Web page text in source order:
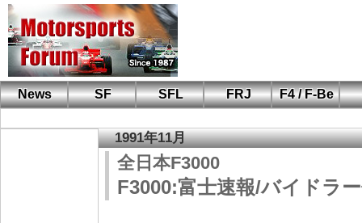
News SF SFL FRJ
F4 / F-Be
1991年11月
全日本F3000
F3000:富士速報/バイドラ